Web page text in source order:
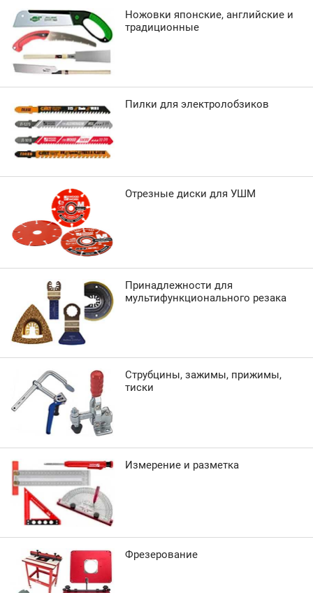
Ножовки японские, английские и
традиционные
Пилки для электролобзиков
Отрезные диски для УШМ
Принадлежности для
мультифункционального резака
Струбцины, зажимы, прижимы,
тиски
Измерение и разметка
Фрезерование